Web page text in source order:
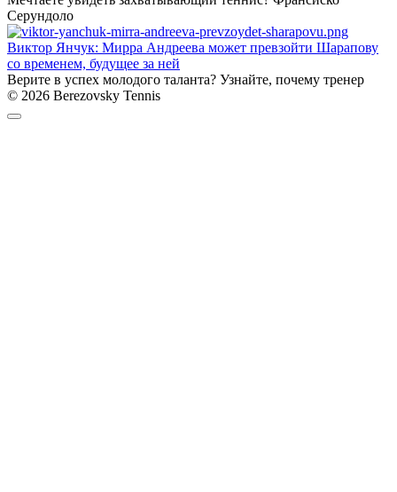
Серундоло
Виктор Янчук: Мирра Андреева может превзойти Шарапову
со временем, будущее за ней
Верите в успех молодого таланта? Узнайте, почему тренер
© 2026 Berezovsky Tennis